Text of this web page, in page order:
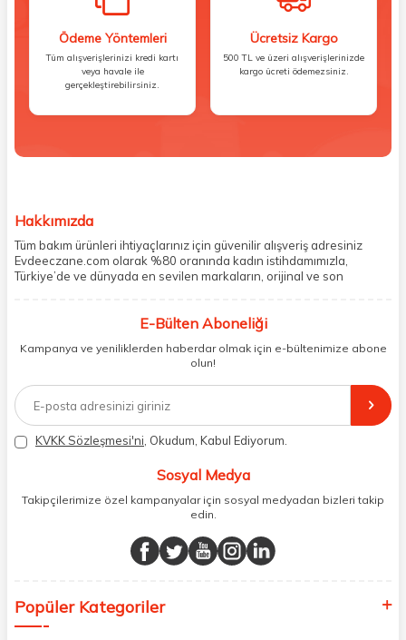
Ödeme Yöntemleri
Tüm alışverişlerinizi kredi kartı
veya havale ile
gerçekleştirebilirsiniz.
Ücretsiz Kargo
500 TL ve üzeri alışverişlerinizde
kargo ücreti ödemezsiniz.
Hakkımızda
Tüm bakım ürünleri ihtiyaçlarınız için güvenilir alışveriş adresiniz
Evdeeczane.com olarak %80 oranında kadın istihdamımızla,
Türkiye’de ve dünyada en sevilen markaların, orijinal ve son
paketliyoruz. Herhangi bir durumdan dolayı olumsuz olarak geri
müşteri temsilcilerimiz aracılığı ile gerekli tüm desteği sağlıyoruz.
2017 yılından bugüne, yüzlerce marka ve binlerce ürün seçeneğini
doğrudan markalardan ya da markaların yetkili Türkiye
distribütörlerinden faturalı olarak tedarik ediyor ve müşterilerimize
aynı şekilde faturalı ve orijinal ambalajlarda gönderim sağlıyoruz.
Paketleme sürecinde geri dönüştürülebilir malzemeler kullanarak
atık oranımızı en aza indiriyor ve daha yaşanabilir bir dünya
E-Bülten Aboneliği
Kampanya ve yeniliklerden haberdar olmak için e-bültenimize abone
olun!
KVKK Sözleşmesi'ni, Okudum, Kabul Ediyorum.
Sosyal Medya
Takipçilerimize özel kampanyalar için sosyal medyadan bizleri takip
edin.
Popüler Kategoriler